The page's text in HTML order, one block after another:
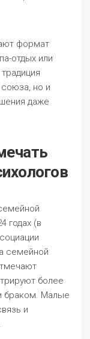
формат
отдых или
но и
даже
годах (в
семейной
более
браком. Малые
и